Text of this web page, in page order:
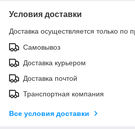
Условия доставки
Доставка осуществляется только по
Самовывоз
Доставка курьером
Доставка почтой
Транспортная компания
Все условия доставки